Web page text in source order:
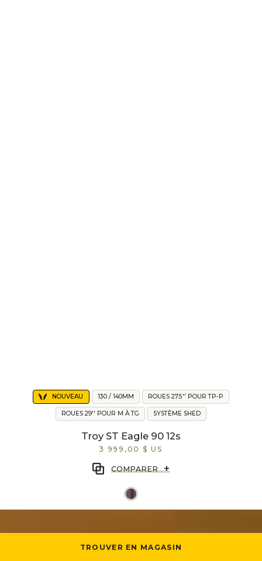
Troy ST Eagle 90 12s
3 999,00 $ US
NOUVEAU 130 / 140MM ROUES 27.5'' POUR TP-P
ROUES 29'' POUR M À TG SYSTÈME SHED
COMPARER +
TROUVER EN MAGASIN